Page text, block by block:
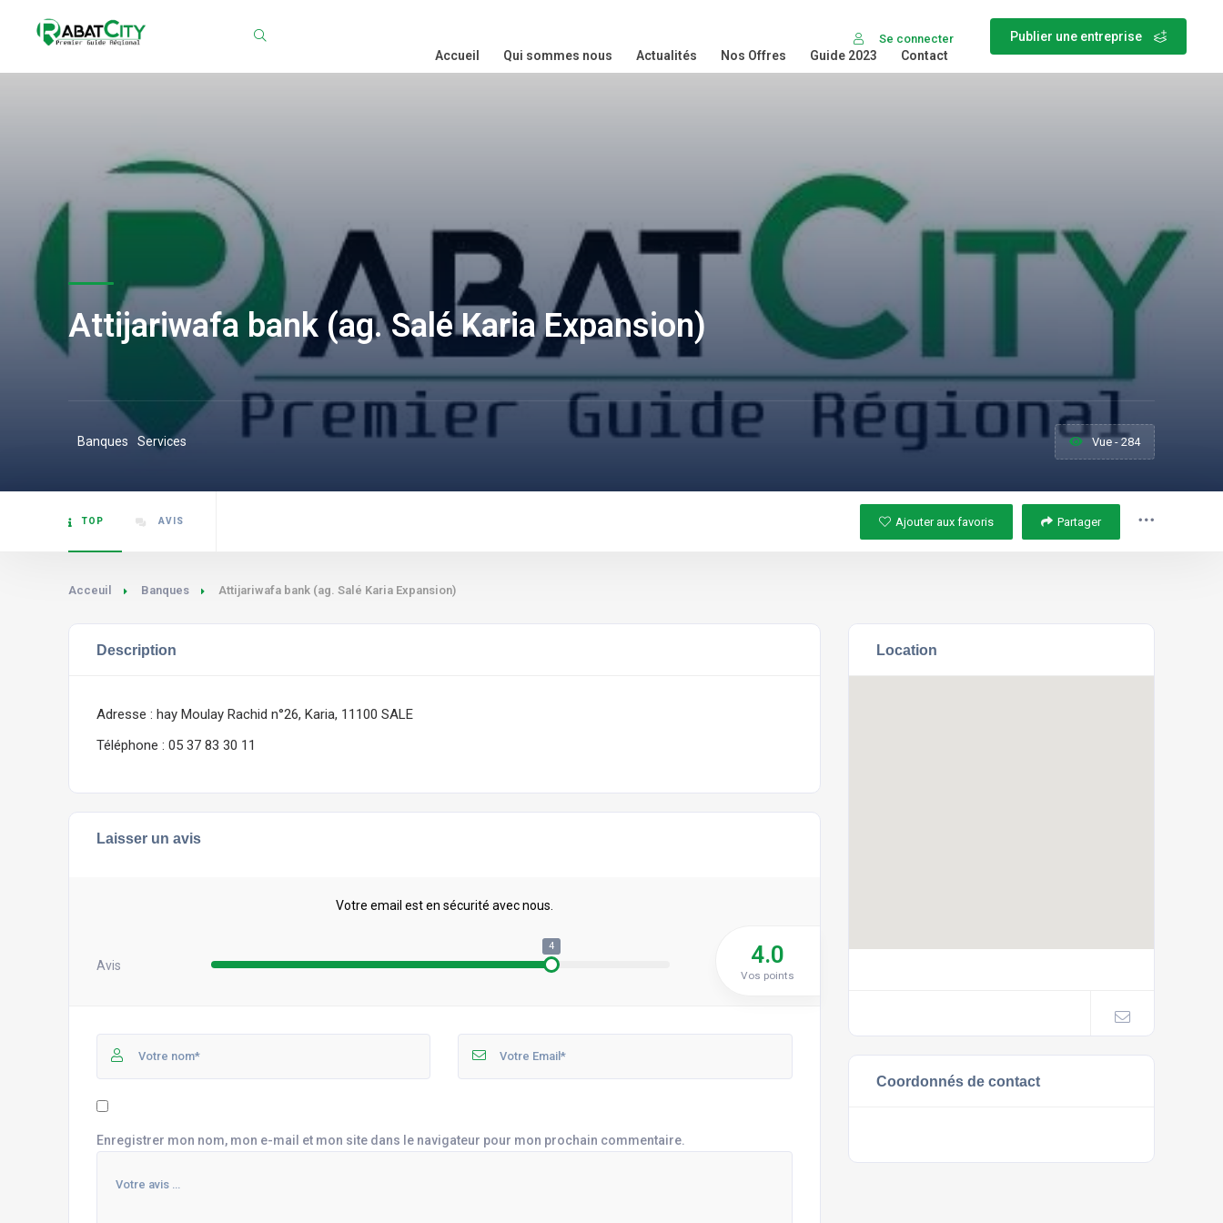
Publier une entreprise
Se connecter
Accueil Qui sommes nous Actualités Nos Offres Guide 2023 Contact
Attijariwafa bank (ag. Salé Karia Expansion)
Banques Services Vue - 284
TOP AVIS Ajouter aux favoris Partager
Acceuil Banques Attijariwafa bank (ag. Salé Karia Expansion)
Description
Adresse : hay Moulay Rachid n°26, Karia, 11100 SALE
Téléphone : 05 37 83 30 11
Laisser un avis
Votre email est en sécurité avec nous.
Avis
4 4.0
Vos points
Enregistrer mon nom, mon e-mail et mon site dans le navigateur pour mon prochain commentaire.
Location
Coordonnés de contact